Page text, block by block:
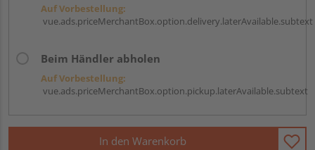
Auf Vorbestellung:
vue.ads.priceMerchantBox.option.delivery.laterAvailable.subtext
Beim Händler abholen
Auf Vorbestellung:
vue.ads.priceMerchantBox.option.pickup.laterAvailable.subtext
In den Warenkorb